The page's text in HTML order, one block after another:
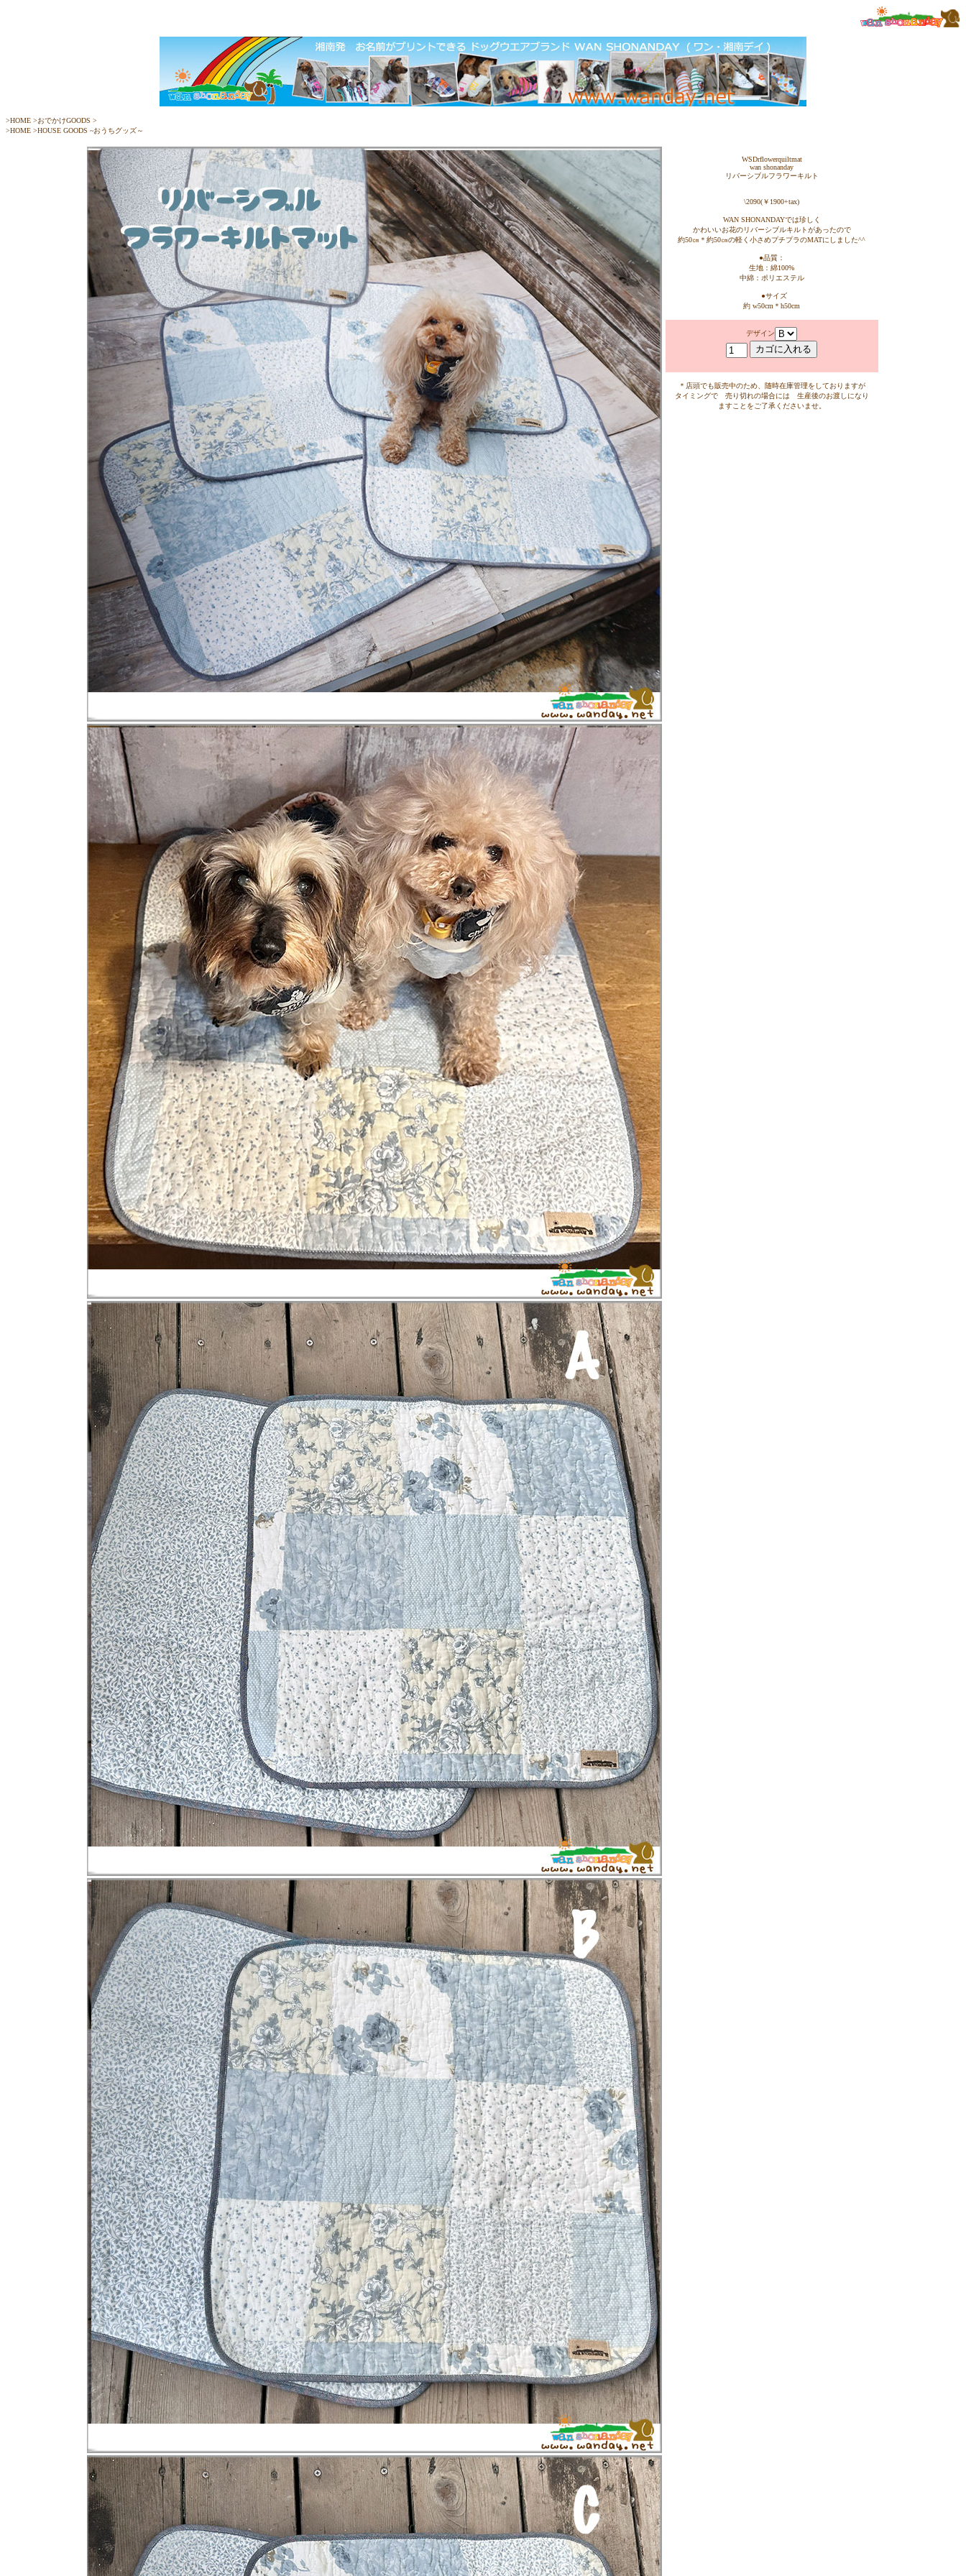
>HOME >おでかけGOODS >
>HOME >HOUSE GOODS ~おうちグッズ～
WSDrflowerquiltmat
wan shonanday
リバーシブルフラワーキルト
\2090(￥1900+tax)
WAN SHONANDAYでは珍しく
かわいいお花のリバーシブルキルトがあったので
約50㎝＊約50㎝の軽く小さめプチプラのMATにしました^^
●品質：
生地：綿100%
中綿：ポリエステル
●サイズ
約 w50cm＊h50cm
デザイン
＊店頭でも販売中のため、随時在庫管理をしておりますが
タイミングで 売り切れの場合には 生産後のお渡しになり
ますことをご了承くださいませ。